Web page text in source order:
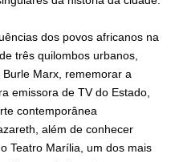
dos povos africanos na
três quilombos urbanos,
Marx, rememorar a
emissora de TV do Estado,
contemporânea
além de conhecer
Teatro Marília, um dos mais